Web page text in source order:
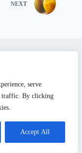
serve
traffic. By clicking
Accept All
NEXT